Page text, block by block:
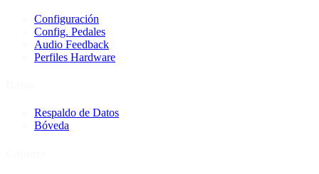
Configuración
Config. Pedales
Audio Feedback
Perfiles Hardware
Respaldo de Datos
Bóveda